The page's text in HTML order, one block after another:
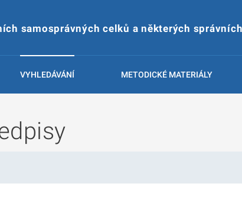
samosprávných celků a některých
VYHLEDÁVÁNÍ METODICKÉ MATERIÁLY